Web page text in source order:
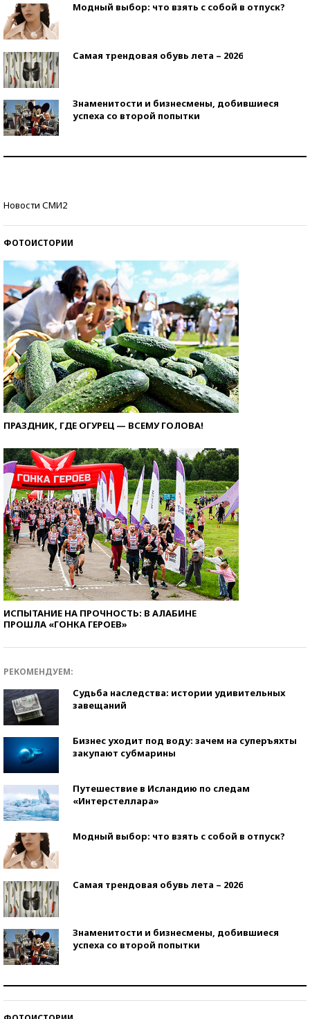
Модный выбор: что взять с собой в отпуск?
Самая трендовая обувь лета – 2026
Знаменитости и бизнесмены, добившиеся
успеха со второй попытки
Новости СМИ2
ФОТОИСТОРИИ
ПРАЗДНИК, ГДЕ ОГУРЕЦ — ВСЕМУ ГОЛОВА!
ИСПЫТАНИЕ НА ПРОЧНОСТЬ: В АЛАБИНЕ
ПРОШЛА «ГОНКА ГЕРОЕВ»
РЕКОМЕНДУЕМ:
Судьба наследства: истории удивительных
завещаний
Бизнес уходит под воду: зачем на суперъяхты
закупают субмарины
Путешествие в Исландию по следам
«Интерстеллара»
Модный выбор: что взять с собой в отпуск?
Самая трендовая обувь лета – 2026
Знаменитости и бизнесмены, добившиеся
успеха со второй попытки